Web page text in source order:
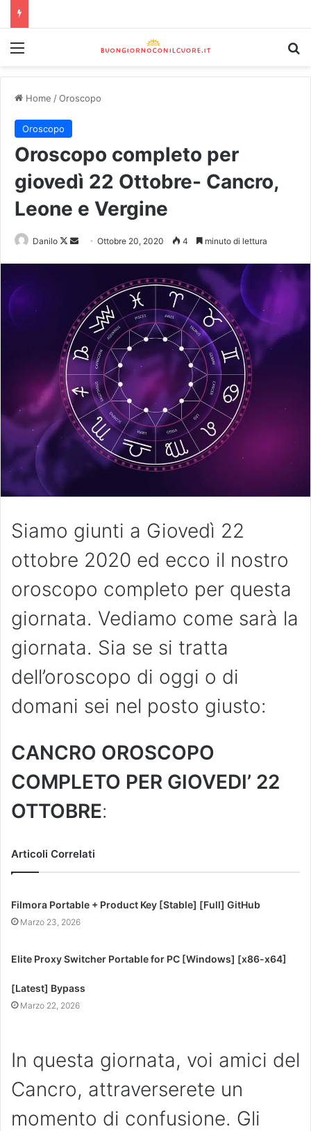
Home /Oroscopo
Oroscopo
Oroscopo completo per
giovedì 22 Ottobre- Cancro,
Leone e Vergine
Danilo Ottobre 20, 2020 4 minuto di lettura
Siamo giunti a Giovedì 22
ottobre 2020 ed ecco il nostro
oroscopo completo per questa
giornata. Vediamo come sarà la
giornata. Sia se si tratta
dell’oroscopo di oggi o di
domani sei nel posto giusto:
CANCRO OROSCOPO
COMPLETO PER GIOVEDI’ 22
OTTOBRE:
Articoli Correlati
Filmora Portable + Product Key [Stable] [Full] GitHub
Marzo 23, 2026
Elite Proxy Switcher Portable for PC [Windows] [x86-x64]
[Latest] Bypass
Marzo 22, 2026
In questa giornata, voi amici del
Cancro, attraverserete un
momento di confusione. Gli